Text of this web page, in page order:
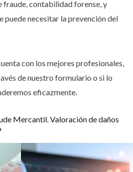
fraude, contabilidad forense, y
puede necesitar la prevención del
con los mejores profesionales,
de nuestro formulario o si lo
eficazmente.
Mercantil. Valoración de daños